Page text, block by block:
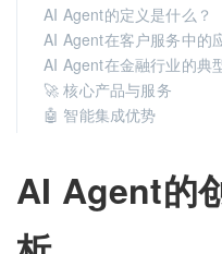
AI Agent的
AI Agent的定义是什么？
AI Agent在客户服务中的
AI Agent在金融行业的典
🚀 核心产品与服务
🤖 智能集成优势